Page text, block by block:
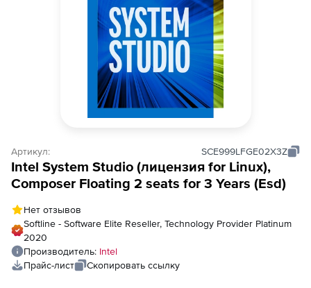
Артикул: SCE999LFGE02X3Z
Intel System Studio (лицензия for Linux),
Composer Floating 2 seats for 3 Years (Esd)
Нет отзывов
Softline - Software Elite Reseller, Technology Provider Platinum
2020
Производитель: Intel
Прайс-лист
Скопировать ссылку